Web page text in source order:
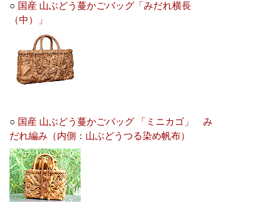
○ 国産 山ぶどう蔓かごバッグ「みだれ横長
（中）」
○ 国産 山ぶどう蔓かごバッグ 「ミニカゴ」 み
だれ編み（内側：山ぶどうつる染め帆布）